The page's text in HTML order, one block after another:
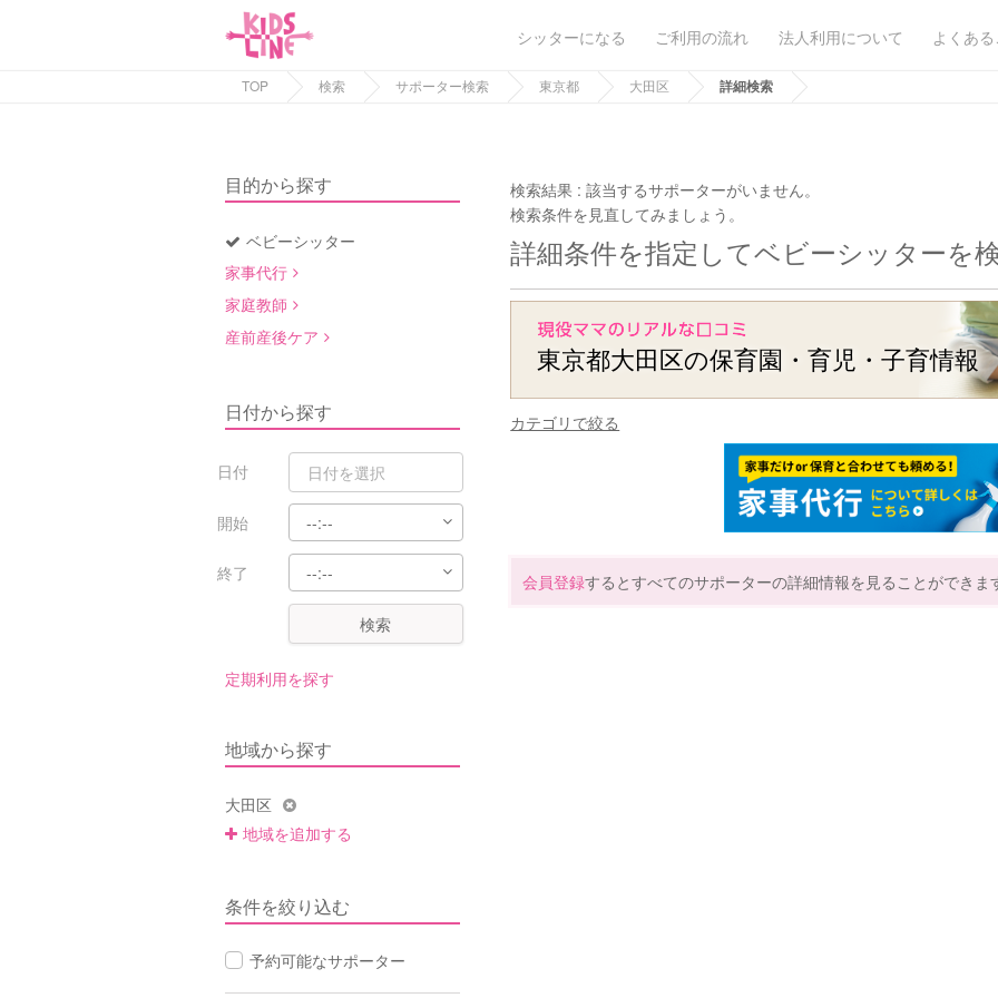
シッターになる ご利用の流れ 法人利用について よくあ
TOP 検索 サポーター検索 東京都 大田区 詳細検索
目的から探す
ベビーシッター
家事代行
家庭教師
産前産後ケア
日付から探す
日付
開始
終了
検索
定期利用を探す
地域から探す
大田区
地域を追加する
条件を絞り込む
予約可能なサポーター
検索結果 :該当するサポーターがいません。
検索条件を見直してみましょう。
詳細条件を指定してベビーシッターを
東京都大田区の保育園・育児・子育情報
カテゴリで絞る
会員登録するとすべてのサポーターの詳細情報を見ることができま